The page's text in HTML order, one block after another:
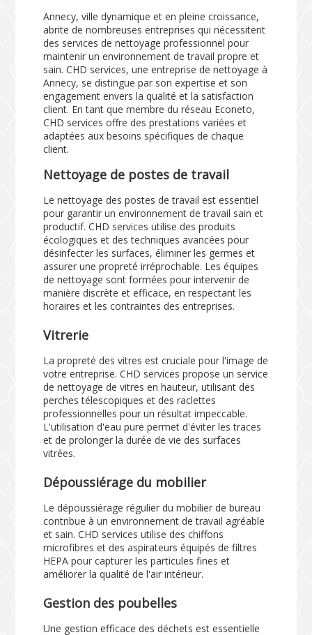
Annecy, ville dynamique et en pleine croissance,
abrite de nombreuses entreprises qui nécessitent
des services de nettoyage professionnel pour
maintenir un environnement de travail propre et
sain. CHD services, une entreprise de nettoyage à
Annecy, se distingue par son expertise et son
engagement envers la qualité et la satisfaction
client. En tant que membre du réseau Econeto,
CHD services offre des prestations variées et
adaptées aux besoins spécifiques de chaque
client.
Nettoyage de postes de travail
Le nettoyage des postes de travail est essentiel
pour garantir un environnement de travail sain et
productif. CHD services utilise des produits
écologiques et des techniques avancées pour
désinfecter les surfaces, éliminer les germes et
assurer une propreté irréprochable. Les équipes
de nettoyage sont formées pour intervenir de
manière discrète et efficace, en respectant les
horaires et les contraintes des entreprises.
Vitrerie
La propreté des vitres est cruciale pour l'image de
votre entreprise. CHD services propose un service
de nettoyage de vitres en hauteur, utilisant des
perches télescopiques et des raclettes
professionnelles pour un résultat impeccable.
L'utilisation d'eau pure permet d'éviter les traces
et de prolonger la durée de vie des surfaces
vitrées.
Dépoussiérage du mobilier
Le dépoussiérage régulier du mobilier de bureau
contribue à un environnement de travail agréable
et sain. CHD services utilise des chiffons
microfibres et des aspirateurs équipés de filtres
HEPA pour capturer les particules fines et
améliorer la qualité de l'air intérieur.
Gestion des poubelles
Une gestion efficace des déchets est essentielle